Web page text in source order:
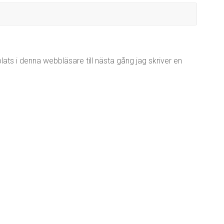
i denna webbläsare till nästa gång jag skriver en